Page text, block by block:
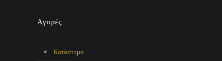
Αγορές
Κατάστημα